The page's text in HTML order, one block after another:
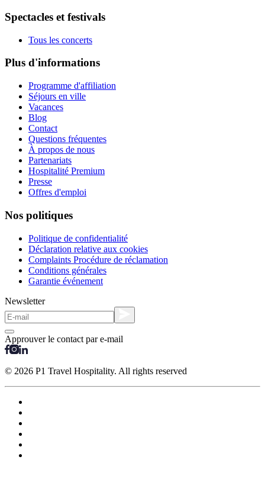
Spectacles et festivals
Tous les concerts
Plus d'informations
Programme d'affiliation
Séjours en ville
Vacances
Blog
Contact
Questions fréquentes
À propos de nous
Partenariats
Hospitalité Premium
Presse
Offres d'emploi
Nos politiques
Politique de confidentialité
Déclaration relative aux cookies
Complaints Procédure de réclamation
Conditions générales
Garantie événement
Newsletter
Approuver le contact par e-mail
© 2026 P1 Travel Hospitality. All rights reserved